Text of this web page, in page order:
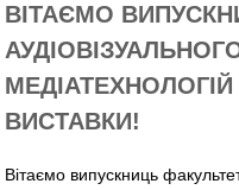
ВІТАЄМО
ВИСТАВКИ!
Вітаємо випускниць